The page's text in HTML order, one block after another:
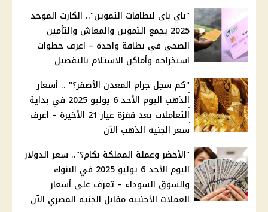
"باي باي لبطاقات التموين".. الكارت الموحد
2025 يجمع التموين والمعاش والتأمين
الصحي في بطاقة واحدة – اعرف خطوات
استخراجه وأماكن الاستلام بالتفصيل
"كم سجل جرام المعدن الأصفر؟" .. أسعار
الذهب اليوم الأحد 6 يوليو 2025 في بداية
التعاملات بعد قفزة عيار 21 الأخيرة – اعرف
سعر الجنيه الذهب الآن
"الأخضر وعملة المملكة بكام؟".. سعر الدولار
اليوم الأحد 6 يوليو 2025 في البنوك
والسوق السوداء – تعرف على أسعار
العملات الأجنبية مقابل الجنيه المصري الآن